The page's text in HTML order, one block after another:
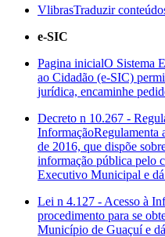
VlibrasTraduzir
e-SIC
Pagina inicialO Sistema
ao Cidadão (e-SIC)
jurídica, encaminhe
Decreto n 10.267 -
InformaçãoRegulamenta
de 2016, que dispõe
informação pública pelo
Executivo Municipal e
Lei n 4.127 - Acesso à
procedimento para se
Município de Guaçuí e